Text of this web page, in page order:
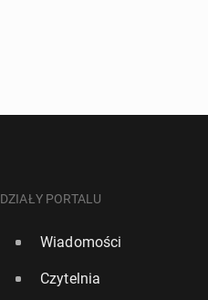
DZIAŁY PORTALU
Wiadomości
Czytelnia